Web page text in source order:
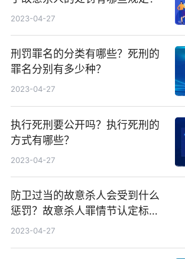
2023-04-27
刑罚罪名的分类有哪些？死刑的
罪名分别有多少种？
2023-04-27
执行死刑要公开吗？执行死刑的
方式有哪些？
2023-04-27
防卫过当的故意杀人会受到什么
惩罚？故意杀人罪情节认定标准
是什么？
2023-04-27